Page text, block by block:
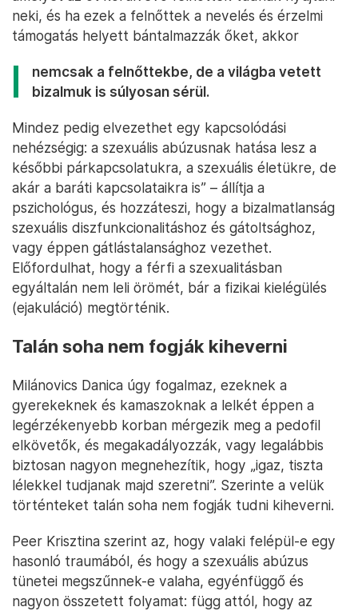
neki, és ha ezek a felnőttek a nevelés és érzelmi
támogatás helyett bántalmazzák őket, akkor
nemcsak a felnőttekbe, de a világba vetett
bizalmuk is súlyosan sérül.
Mindez pedig elvezethet egy kapcsolódási
nehézségig: a szexuális abúzusnak hatása lesz a
későbbi párkapcsolatukra, a szexuális életükre, de
akár a baráti kapcsolataikra is” – állítja a
pszichológus, és hozzáteszi, hogy a bizalmatlanság
szexuális diszfunkcionalitáshoz és gátoltsághoz,
vagy éppen gátlástalansághoz vezethet.
Előfordulhat, hogy a férfi a szexualitásban
egyáltalán nem leli örömét, bár a fizikai kielégülés
(ejakuláció) megtörténik.
Talán soha nem fogják kiheverni
Milánovics Danica úgy fogalmaz, ezeknek a
gyerekeknek és kamaszoknak a lelkét éppen a
legérzékenyebb korban mérgezik meg a pedofil
elkövetők, és megakadályozzák, vagy legalábbis
biztosan nagyon megnehezítik, hogy „igaz, tiszta
lélekkel tudjanak majd szeretni”. Szerinte a velük
történteket talán soha nem fogják tudni kiheverni.
Peer Krisztina szerint az, hogy valaki felépül-e egy
hasonló traumából, és hogy a szexuális abúzus
tünetei megszűnnek-e valaha, egyénfüggő és
nagyon összetett folyamat: függ attól, hogy az